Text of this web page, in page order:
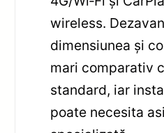
wireless.
dimensiunea și
mari comparativ
standard, iar
poate necesita